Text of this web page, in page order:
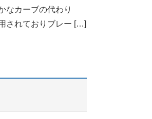
なカーブの代わり
されておりブレー […]